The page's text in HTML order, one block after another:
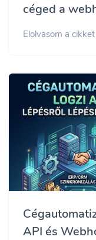
céged a
Elolvasom a cikket
API és